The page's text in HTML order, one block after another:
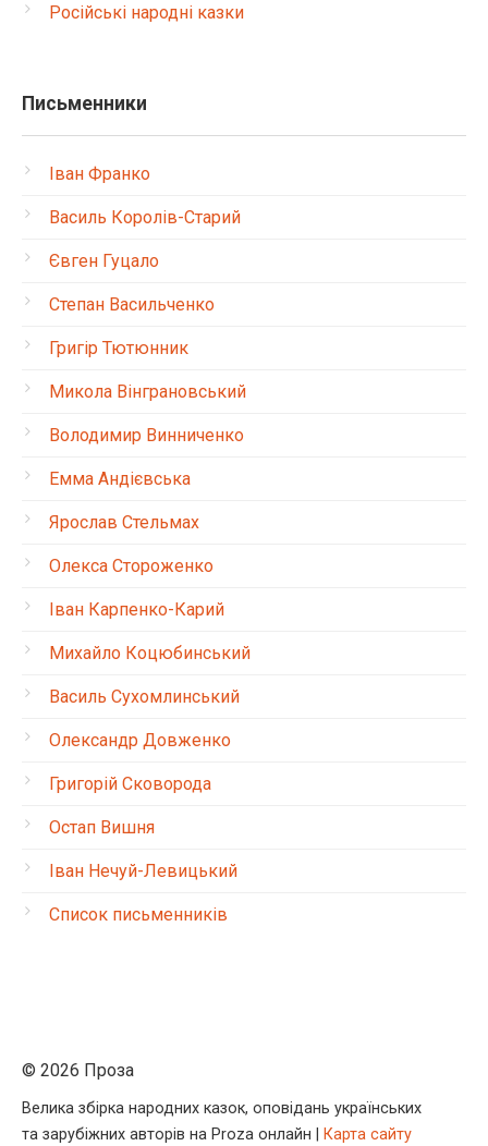
Російські народні казки
Письменники
Іван Франко
Василь Королів-Старий
Євген Гуцало
Степан Васильченко
Григір Тютюнник
Микола Вінграновський
Володимир Винниченко
Емма Андієвська
Ярослав Стельмах
Олекса Стороженко
Іван Карпенко-Карий
Михайло Коцюбинський
Василь Сухомлинський
Олександр Довженко
Григорій Сковорода
Остап Вишня
Іван Нечуй-Левицький
Список письменників
© 2026 Проза
Велика збірка народних казок, оповідань українських
та зарубіжних авторів на Proza онлайн |
Карта сайту